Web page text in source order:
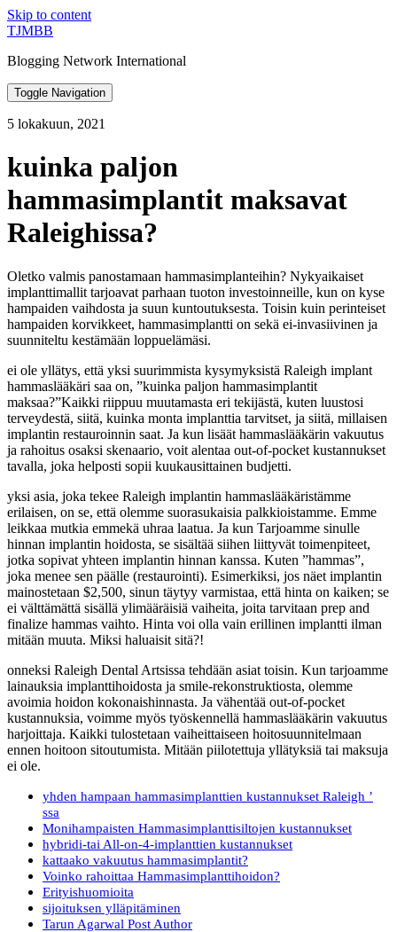
Skip to content
TJMBB
Blogging Network International
Toggle Navigation
5 lokakuun, 2021
kuinka paljon
hammasimplantit maksavat
Raleighissa?
Oletko valmis panostamaan hammasimplanteihin? Nykyaikaiset
implanttimallit tarjoavat parhaan tuoton investoinneille, kun on kyse
hampaiden vaihdosta ja suun kuntoutuksesta. Toisin kuin perinteiset
hampaiden korvikkeet, hammasimplantti on sekä ei-invasiivinen ja
suunniteltu kestämään loppuelämäsi.
ei ole yllätys, että yksi suurimmista kysymyksistä Raleigh implant
hammaslääkäri saa on, ”kuinka paljon hammasimplantit
maksaa?”Kaikki riippuu muutamasta eri tekijästä, kuten luustosi
terveydestä, siitä, kuinka monta implanttia tarvitset, ja siitä, millaisen
implantin restauroinnin saat. Ja kun lisäät hammaslääkärin vakuutus
ja rahoitus osaksi skenaario, voit alentaa out-of-pocket kustannukset
tavalla, joka helposti sopii kuukausittainen budjetti.
yksi asia, joka tekee Raleigh implantin hammaslääkäristämme
erilaisen, on se, että olemme suorasukaisia palkkioistamme. Emme
leikkaa mutkia emmekä uhraa laatua. Ja kun Tarjoamme sinulle
hinnan implantin hoidosta, se sisältää siihen liittyvät toimenpiteet,
jotka sopivat yhteen implantin hinnan kanssa. Kuten ”hammas”,
joka menee sen päälle (restaurointi). Esimerkiksi, jos näet implantin
mainostetaan $2,500, sinun täytyy varmistaa, että hinta on kaiken; se
ei välttämättä sisällä ylimääräisiä vaiheita, joita tarvitaan prep and
finalize hammas vaihto. Hinta voi olla vain erillinen implantti ilman
mitään muuta. Miksi haluaisit sitä?!
onneksi Raleigh Dental Artsissa tehdään asiat toisin. Kun tarjoamme
lainauksia implanttihoidosta ja smile-rekonstruktiosta, olemme
avoimia hoidon kokonaishinnasta. Ja vähentää out-of-pocket
kustannuksia, voimme myös työskennellä hammaslääkärin vakuutus
harjoittaja. Kaikki tulostetaan vaiheittaiseen hoitosuunnitelmaan
ennen hoitoon sitoutumista. Mitään piilotettuja yllätyksiä tai maksuja
ei ole.
yhden hampaan hammasimplanttien kustannukset Raleigh ’
ssa
Monihampaisten Hammasimplanttisiltojen kustannukset
hybridi-tai All-on-4-implanttien kustannukset
kattaako vakuutus hammasimplantit?
Voinko rahoittaa Hammasimplanttihoidon?
Erityishuomioita
sijoituksen ylläpitäminen
Tarun Agarwal Post Author